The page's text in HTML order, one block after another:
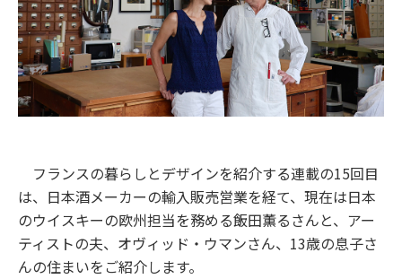
フランスの暮らしとデザインを紹介する連載の15回目
は、日本酒メーカーの輸入販売営業を経て、現在は日本
のウイスキーの欧州担当を務める飯田薫るさんと、アー
ティストの夫、オヴィッド・ウマンさん、13歳の息子さ
んの住まいをご紹介します。